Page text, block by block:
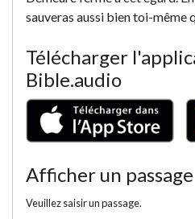
sauveras aussi bien toi-même
Télécharger
Bible.audio
Afficher un passage
Veuillez saisir un passage.